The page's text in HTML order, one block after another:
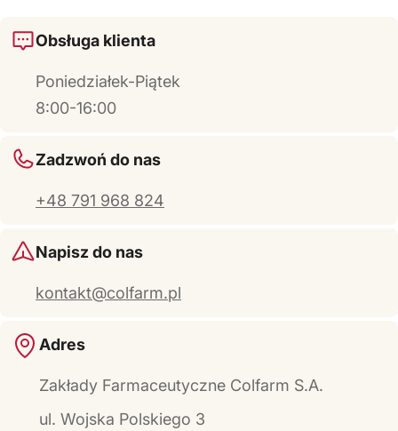
Obsługa klienta
Poniedziałek-Piątek
8:00-16:00
Zadzwoń do nas
+48 791 968 824
Napisz do nas
kontakt@colfarm.pl
Adres
Zakłady Farmaceutyczne Colfarm S.A.
ul. Wojska Polskiego 3